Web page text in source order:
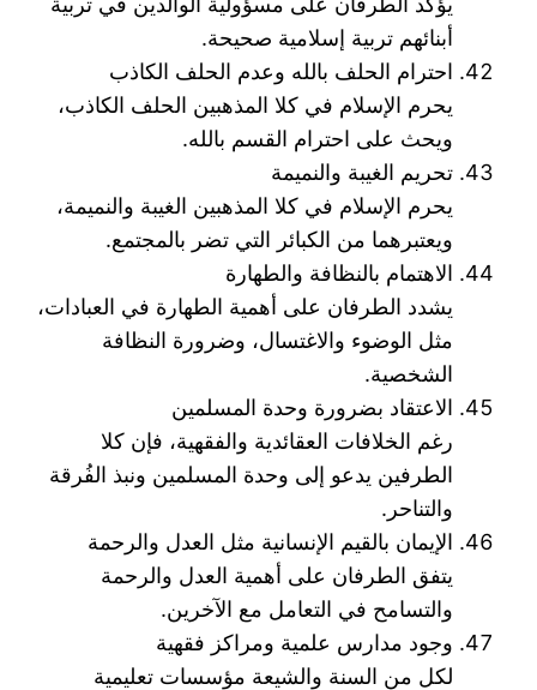
أبنائهم تربية إسلامية صحيحة.
احترام الحلف بالله وعدم الحلف الكاذب
يحرم الإسلام في كلا المذهبين الحلف الكاذب،
ويحث على احترام القسم بالله.
تحريم الغيبة والنميمة
يحرم الإسلام في كلا المذهبين الغيبة والنميمة،
ويعتبرهما من الكبائر التي تضر بالمجتمع.
الاهتمام بالنظافة والطهارة
يشدد الطرفان على أهمية الطهارة في العبادات،
مثل الوضوء والاغتسال، وضرورة النظافة
الشخصية.
الاعتقاد بضرورة وحدة المسلمين
رغم الخلافات العقائدية والفقهية، فإن كلا
الطرفين يدعو إلى وحدة المسلمين ونبذ الفُرقة
والتناحر.
الإيمان بالقيم الإنسانية مثل العدل والرحمة
يتفق الطرفان على أهمية العدل والرحمة
والتسامح في التعامل مع الآخرين.
وجود مدارس علمية ومراكز فقهية
لكل من السنة والشيعة مؤسسات تعليمية